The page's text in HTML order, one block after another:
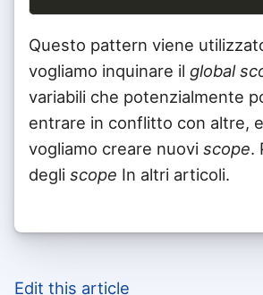
Questo pattern viene
vogliamo inquinare il global
variabili che potenzialmente
entrare in conflitto con altre,
vogliamo creare nuovi scope.
degli scope In altri articoli.
Edit this article